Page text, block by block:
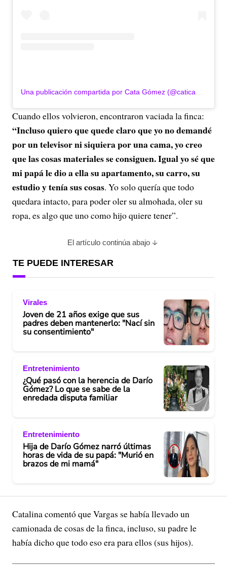
Cuando ellos volvieron, encontraron vaciada la finca:
“Incluso quiero que quede claro que yo no demandé
por un televisor ni siquiera por una cama,yo creo
que las cosas materiales se consiguen. Igual yo sé que
mi papá le dio a ella su apartamento, su carro, su
estudio y tenía sus cosas. Yo solo quería que todo
quedara intacto, para poder oler su almohada, oler su
ropa, es algo que uno como hijo quiere tener”.
El artículo continúa abajo
TE PUEDE INTERESAR
Virales
Joven de 21 años exige que sus
padres deben mantenerlo: "Nací sin
su consentimiento"
Entretenimiento
¿Qué pasó con la herencia de Darío
Gómez? Lo que se sabe de la
enredada disputa familiar
Entretenimiento
Hija de Darío Gómez narró últimas
horas de vida de su papá: "Murió en
brazos de mi mamá"
Catalina comentó que Vargas se había llevado un
camionada de cosas de la finca, incluso, su padre le
había dicho que todo eso era para ellos (sus hijos).